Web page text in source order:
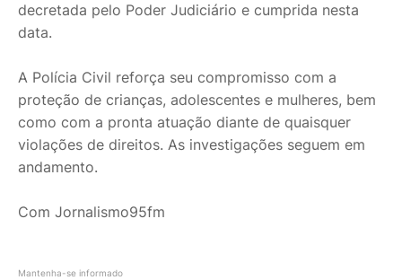
decretada pelo Poder Judiciário e cumprida nesta
data.
A Polícia Civil reforça seu compromisso com a
proteção de crianças, adolescentes e mulheres, bem
como com a pronta atuação diante de quaisquer
violações de direitos. As investigações seguem em
andamento.
Com Jornalismo95fm
Mantenha-se informado